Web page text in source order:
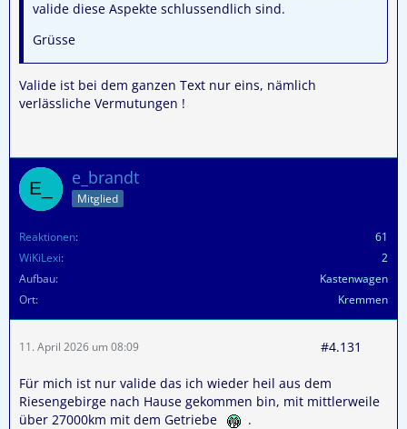
valide diese Aspekte schlussendlich sind.
Grüsse
Valide ist bei dem ganzen Text nur eins, nämlich
verlässliche Vermutungen !
e_brandt
Mitglied
Reaktionen
61
WiKiLexi
2
Aufbau
Kastenwagen
Ort
Kremmen
11. April 2026 um 08:09 #4.131
Für mich ist nur valide das ich wieder heil aus dem
Riesengebirge nach Hause gekommen bin, mit mittlerweile
über 27000km mit dem Getriebe
.